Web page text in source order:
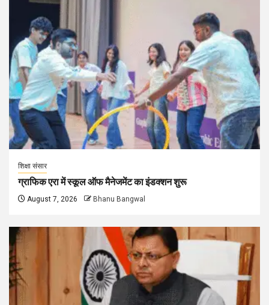
शिक्षा संसार
ग्राफिक एरा में स्कूल ऑफ मैनेजमेंट का इंडक्शन शुरू
August 7, 2026 Bhanu Bangwal